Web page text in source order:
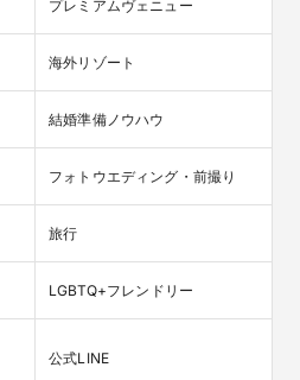
プレミアムヴェニュー
海外リゾート
結婚準備ノウハウ
フォトウエディング・前撮り
旅行
LGBTQ+フレンドリー
公式LINE